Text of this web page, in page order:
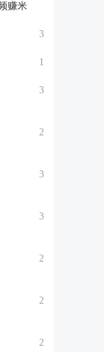
赚米
3
1
3
2
3
3
2
2
2